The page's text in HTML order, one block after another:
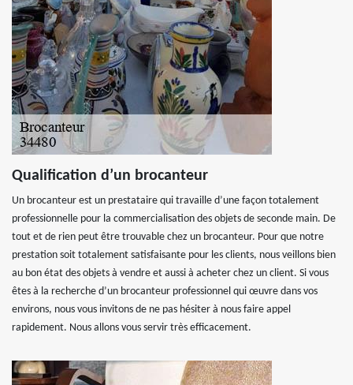
Qualification d’un brocanteur
Un brocanteur est un prestataire qui travaille d’une façon totalement
professionnelle pour la commercialisation des objets de seconde main. De
tout et de rien peut être trouvable chez un brocanteur. Pour que notre
prestation soit totalement satisfaisante pour les clients, nous veillons bien
au bon état des objets à vendre et aussi à acheter chez un client. Si vous
êtes à la recherche d’un brocanteur professionnel qui œuvre dans vos
environs, nous vous invitons de ne pas hésiter à nous faire appel
rapidement. Nous allons vous servir très efficacement.